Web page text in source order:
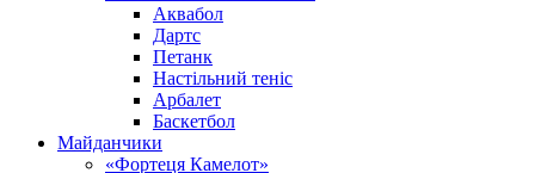
Аквабол
Дартс
Петанк
Настільний теніс
Арбалет
Баскетбол
Майданчики
«Фортеця Камелот»